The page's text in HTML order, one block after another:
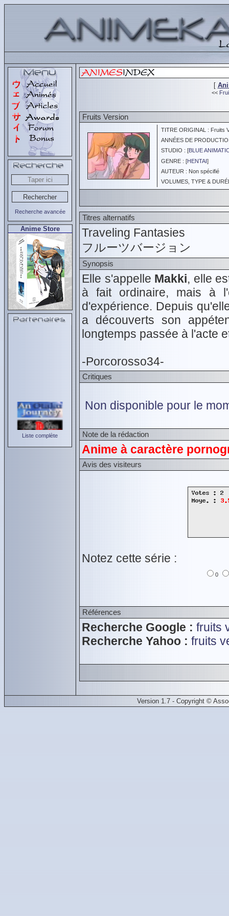
Recherche avancée
Anime Store
Liste complète
[
<<
Fruits Version
TITRE ORIGINAL : Fruits
ANNÉES DE
STUDIO : [BLUE
GENRE : [HENTAI]
AUTEUR : Non spécifié
VOLUMES, TYPE &
Titres alternatifs
Traveling Fantasies
フルーツバージョン
Synopsis
Elle s'appelle Makki, elle
à fait ordinaire, mais à
d'expérience. Depuis
a découverts son
longtemps passée à l'acte
-Porcorosso34-
Critiques
Non disponible pour le
Note de la rédaction
Anime à caractère
Avis des visiteurs
Notez cette série :
0
Références
Recherche Google : fruits
Recherche Yahoo : fruits
Version 1.7 - Copyright ©